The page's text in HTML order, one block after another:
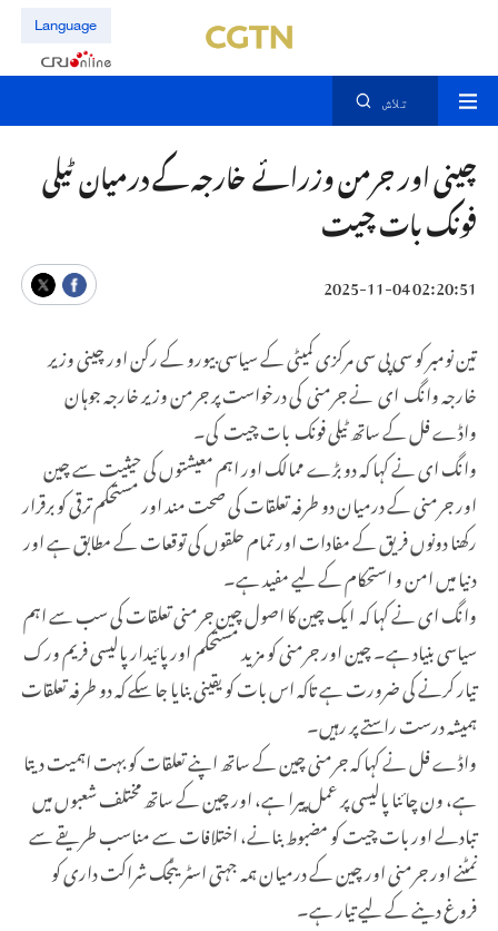
Language
تلاش
چینی اور جرمن وزرائے خارجہ کے درمیان ٹیلی
فونک بات چیت
02:20:51 2025-11-04
تین نومبر کو سی پی سی مرکزی کمیٹی کے سیاسی بیورو کے رکن اور چینی وزیر
خارجہ وانگ ای نے جرمنی کی درخواست پر جرمن وزیر خارجہ جوہان
واڈے فل کے ساتھ ٹیلی فونک بات چیت کی۔
وانگ ای نے کہا کہ دو بڑے ممالک اور اہم معیشتوں کی حیثیت سے چین
اور جرمنی کے درمیان دو طرفہ تعلقات کی صحت مند اور مستحکم ترقی کو برقرار
رکھنا دونوں فریق کے مفادات اور تمام حلقوں کی توقعات کے مطابق ہے اور
دنیا میں امن و استحکام کے لیے مفید ہے۔
وانگ ای نے کہا کہ ایک چین کا اصول چین جرمنی تعلقات کی سب سے اہم
سیاسی بنیاد ہے۔ چین اور جرمنی کو مزید مستحکم اور پائیدار پالیسی فریم ورک
تیار کرنے کی ضرورت ہے تاکہ اس بات کو یقینی بنایا جا سکے کہ دو طرفہ تعلقات
ہمیشہ درست راستے پر رہیں۔
واڈے فل نے کہا کہ جرمنی چین کے ساتھ اپنے تعلقات کو بہت اہمیت دیتا
ہے، ون چائنا پالیسی پر عمل پیرا ہے، اور چین کے ساتھ مختلف شعبوں میں
تبادلے اور بات چیت کو مضبوط بنانے، اختلافات سے مناسب طریقے سے
نمٹنے اور جرمنی اور چین کے درمیان ہمہ جہتی اسٹریٹجک شراکت داری کو
فروغ دینے کے لیے تیار ہے۔